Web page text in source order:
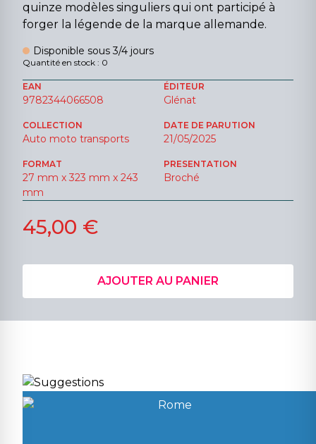
quinze modèles singuliers qui ont participé à
forger la légende de la marque allemande.
Disponible sous 3/4 jours
Quantité en stock : 0
EAN
9782344066508
ÉDITEUR
Glénat
COLLECTION
Auto moto transports
DATE DE PARUTION
21/05/2025
FORMAT
27 mm x 323 mm x 243
mm
PRESENTATION
Broché
45,00 €
AJOUTER AU PANIER